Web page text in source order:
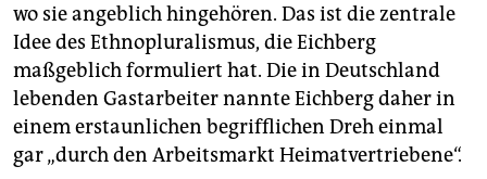
wo sie angeblich hingehören. Das ist die zentrale
Idee des Ethnopluralismus, die Eichberg
maßgeblich formuliert hat. Die in Deutschland
lebenden Gast­arbeiter nannte Eichberg daher in
einem erstaunlichen begrifflichen Dreh einmal
gar „durch den Arbeitsmarkt Heimatvertriebene“.